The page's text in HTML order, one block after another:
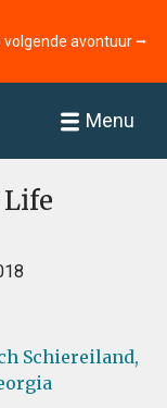
volgende avontuur ⭢
Menu
Schiereiland,